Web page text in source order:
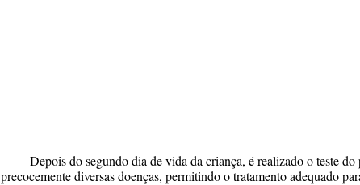
Depois do segundo dia de vida da criança, é realizado o teste
precocemente diversas doenças, permitindo o tratamento adequado